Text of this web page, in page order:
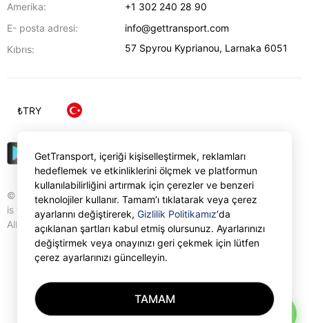
Amerika:
+1 302 240 28 90
E- posta adresi:
info@gettransport.com
Kıbrıs:
57 Spyrou Kyprianou, Larnaka 6051
© Gettransport International Limited. GetTransport®
is trademark of Gettransport International Limited.
All rights reserved.
₺TRY
GetTransport, içeriği kişiselleştirmek, reklamları
hedeflemek ve etkinliklerini ölçmek ve platformun
kullanılabilirliğini artırmak için çerezler ve benzeri
teknolojiler kullanır. Tamam’ı tıklatarak veya çerez
ayarlarını değiştirerek, Gizlilik Politikamız‘da
açıklanan şartları kabul etmiş olursunuz. Ayarlarınızı
değiştirmek veya onayınızı geri çekmek için lütfen
çerez ayarlarınızı güncelleyin.
TAMAM
AI